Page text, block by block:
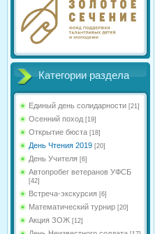
Категории раздела
Единый день солидарности [21]
Осенний поход [19]
Открытие бюста [18]
День Чтения 2019 [20]
День Учителя [6]
Автопробег ветеранов УФСБ
[42]
Встреча-экскурсия [6]
Математический турнир [20]
Акция ЗОЖ [12]